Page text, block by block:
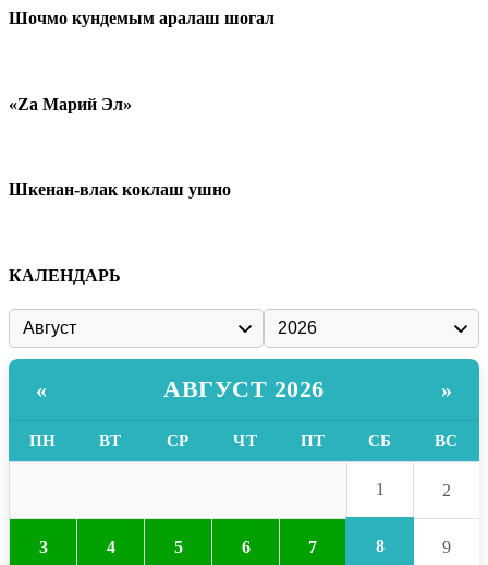
Шочмо кундемым аралаш шогал
«Zа Марий Эл»
Шкенан-влак коклаш ушно
КАЛЕНДАРЬ
« АВГУСТ 2026 »
ПН ВТ СР ЧТ ПТ СБ ВС
1 2
3 4 5 6 7 8 9